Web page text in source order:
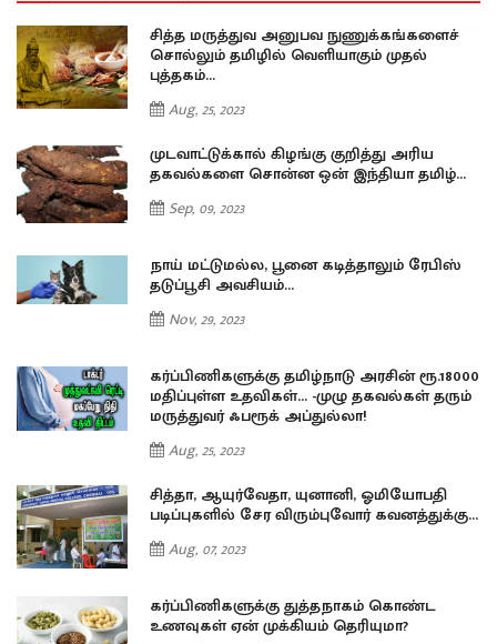
சித்த மருத்துவ அனுபவ நுணுக்கங்களைச்
சொல்லும் தமிழில் வெளியாகும் முதல்
புத்தகம்…
Aug, 25, 2023
முடவாட்டுக்கால் கிழங்கு குறித்து அரிய
தகவல்களை சொன்ன ஒன் இந்தியா தமிழ்…
Sep, 09, 2023
நாய் மட்டுமல்ல, பூனை கடித்தாலும் ரேபிஸ்
தடுப்பூசி அவசியம்…
Nov, 29, 2023
கர்ப்பிணிகளுக்கு தமிழ்நாடு அரசின் ரூ.18000
மதிப்புள்ள உதவிகள்… -முழு தகவல்கள் தரும்
மருத்துவர் ஃபரூக் அப்துல்லா!
Aug, 25, 2023
சித்தா, ஆயுர்வேதா, யுனானி, ஓமியோபதி
படிப்புகளில் சேர விரும்புவோர் கவனத்துக்கு...
Aug, 07, 2023
கர்ப்பிணிகளுக்கு துத்தநாகம் கொண்ட
உணவுகள் ஏன் முக்கியம் தெரியுமா?